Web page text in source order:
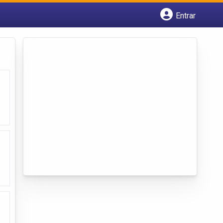
Entrar